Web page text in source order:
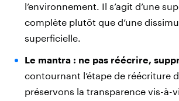
l’environnement. Il s’agit d’une
complète plutôt que d’une
superficielle.
Le mantra : ne pas réécrire,
contournant l’étape de réécriture
préservons la transparence vis-à-